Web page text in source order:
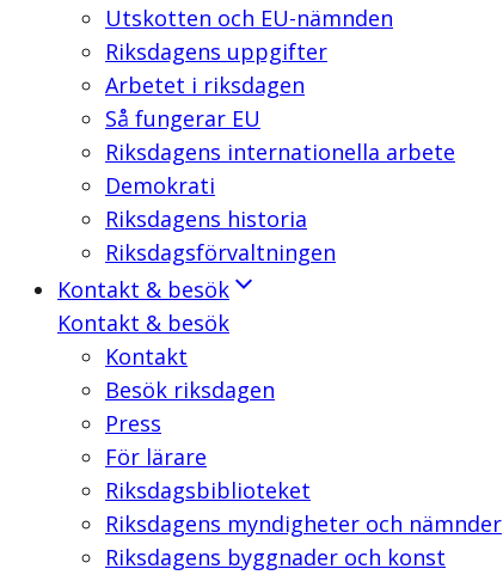
Utskotten och EU-nämnden
Riksdagens uppgifter
Arbetet i riksdagen
Så fungerar EU
Riksdagens internationella arbete
Demokrati
Riksdagens historia
Riksdagsförvaltningen
Kontakt & besök
Kontakt & besök
Kontakt
Besök riksdagen
Press
För lärare
Riksdagsbiblioteket
Riksdagens myndigheter och nämnder
Riksdagens byggnader och konst